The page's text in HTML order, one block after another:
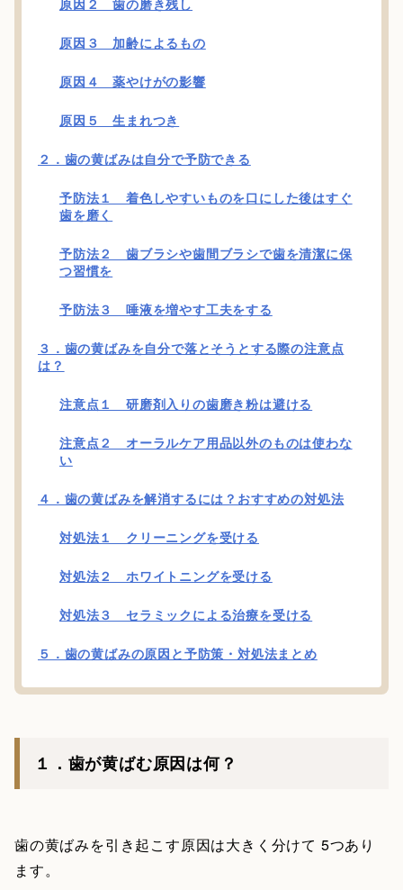
原因２ 歯の磨き残し
原因３ 加齢によるもの
原因４ 薬やけがの影響
原因５ 生まれつき
２．歯の黄ばみは自分で予防できる
予防法１ 着色しやすいものを口にした後はすぐ
歯を磨く
予防法２ 歯ブラシや歯間ブラシで歯を清潔に保
つ習慣を
予防法３ 唾液を増やす工夫をする
３．歯の黄ばみを自分で落とそうとする際の注意点
は？
注意点１ 研磨剤入りの歯磨き粉は避ける
注意点２ オーラルケア用品以外のものは使わな
い
４．歯の黄ばみを解消するには？おすすめの対処法
対処法１ クリーニングを受ける
対処法２ ホワイトニングを受ける
対処法３ セラミックによる治療を受ける
５．歯の黄ばみの原因と予防策・対処法まとめ
１．歯が黄ばむ原因は何？
歯の黄ばみを引き起こす原因は大きく分けて 5つあり
ます。